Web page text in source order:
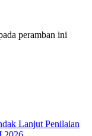
peramban ini
Lanjut Penilaian